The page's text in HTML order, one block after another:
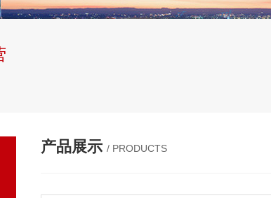
产品展示 / PRODUCTS